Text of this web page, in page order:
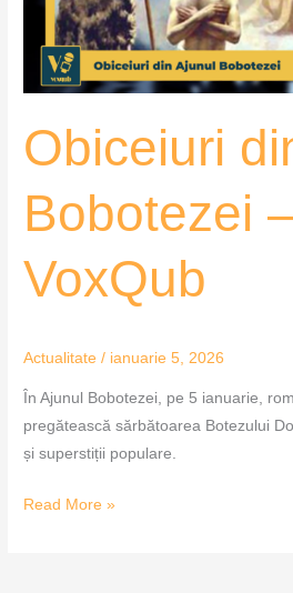
Obiceiuri
Bobotezei
VoxQub
Actualitate / ianuarie 5, 2026
În Ajunul Bobotezei, pe 5 ianuarie,
pregătească sărbătoarea Botezului
și superstiții populare.
Read More »